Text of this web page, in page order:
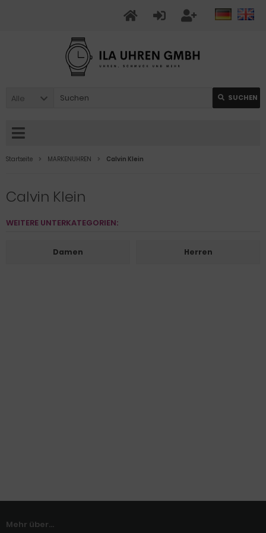
Alle SUCHEN
Startseite MARKENUHREN Calvin Klein
Calvin Klein
WEITERE UNTERKATEGORIEN:
Damen Herren
Mehr über...